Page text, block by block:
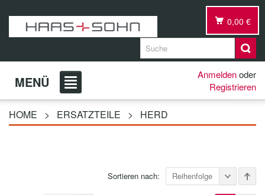
0,00 €
MENÜ Anmeldenoder
Registrieren
HOME > ERSATZTEILE > HERD
Sortieren nach: Reihenfolge